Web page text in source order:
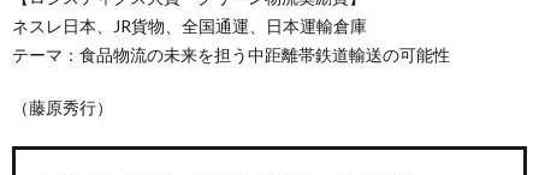
ネスレ日本、JR貨物、全国通運、日本運輸倉庫
テーマ：食品物流の未来を担う中距離帯鉄道輸送の可能性
（藤原秀行）